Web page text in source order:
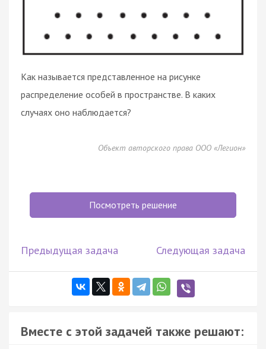
Как называется представленное на рисунке
распределение особей в пространстве. В каких
случаях оно наблюдается?
Объект авторского права ООО «Легион»
Посмотреть решение
Предыдущая задача Следующая задача
Вместе с этой задачей также решают: